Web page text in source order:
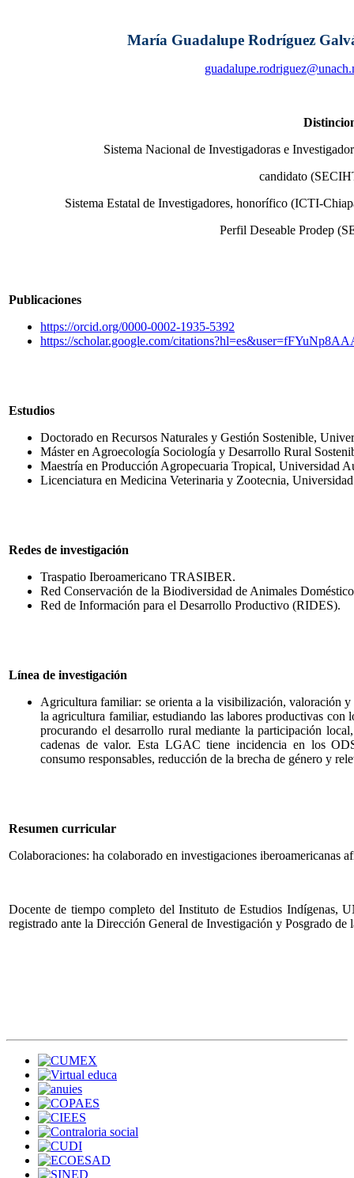
María Guadalupe Rodríguez
Sistema Nacional de Investigadoras e
candidato
Sistema Estatal de Investigadores, honorífico (ICTI-
Perfil Deseable Prodep
Publicaciones
https://orcid.org/0000-0002-1935-5392
https://scholar.google.com/
Estudios
Doctorado en Recursos Naturales y Gestión Sostenible,
Máster en Agroecología Sociología y Desarrollo Rural
Maestría en Producción Agropecuaria Tropical, Universidad
Licenciatura en Medicina Veterinaria y Zootecnia,
Redes de investigación
Traspatio Iberoamericano TRASIBER.
Red Conservación de la Biodiversidad de Animales
Red de Información para el Desarrollo Productivo (RIDES).
Línea de investigación
Agricultura familiar: se orienta a la visibilización, valoración
la agricultura familiar, estudiando las labores productivas
procurando el desarrollo rural mediante la participación
cadenas de valor. Esta LGAC tiene incidencia en los
consumo responsables, reducción de la brecha de género y
Resumen curricular
Colaboraciones: ha colaborado en investigaciones iberoamericanas
Docente de tiempo completo del Instituto de Estudios Indígenas,
registrado ante la Dirección General de Investigación y Posgrado